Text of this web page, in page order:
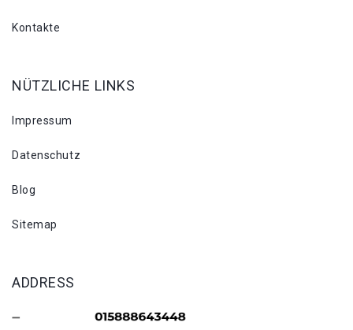
Kontakte
NÜTZLICHE LINKS
Impressum
Datenschutz
Blog
Sitemap
ADDRESS